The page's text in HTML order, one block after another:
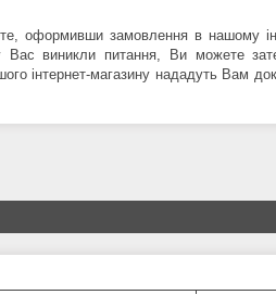
оформивши замовлення в нашому
Вас виникли питання, Ви можете
інтернет-магазину нададуть Вам